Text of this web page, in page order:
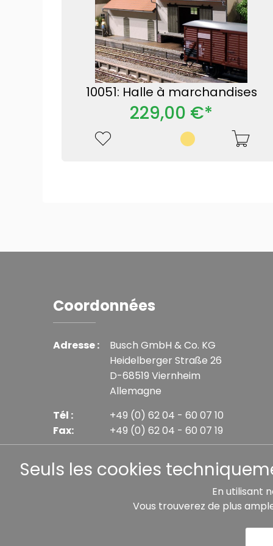
10051: Halle à marchandises
229,00 €*
Coordonnées
Adresse :
Busch GmbH & Co. KG
Heidelberger Straße 26
D-68519 Viernheim
Allemagne
Tél :
Fax:
+49 (0) 62 04 - 60 07 10
+49 (0) 62 04 - 60 07 19
Seuls les cookies
En utilisant
Vous trouverez de plus